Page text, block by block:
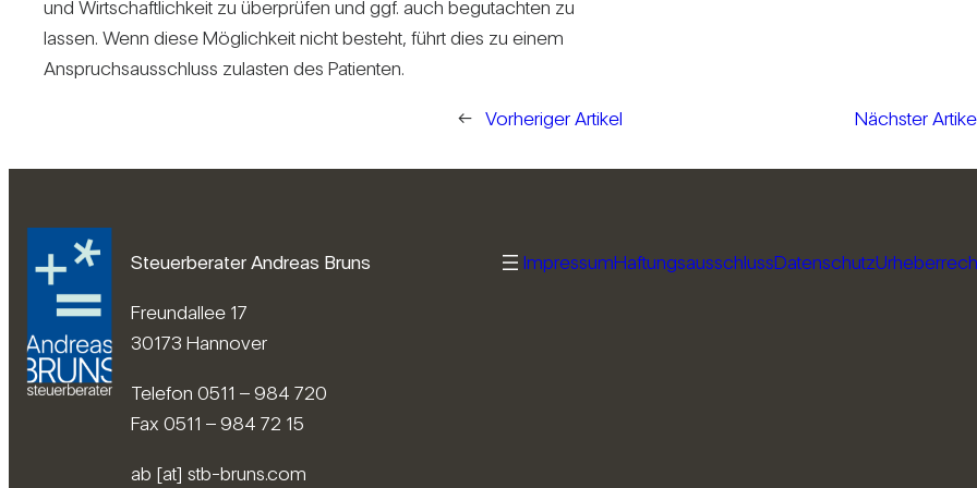
und Wirt­schaft­lich­keit zu über­prüfen und ggf. auch begut­achten zu
lassen. Wenn diese Mög­lich­keit nicht besteht, führt dies zu einem
Anspruchs­aus­schluss zulasten des Pati­enten.
← Vorheriger Artikel Nächster
Steuerberater Andreas Bruns
Freundallee 17
30173 Hannover
Telefon 0511 – 984 720
Fax 0511 – 984 72 15
ab [at] stb-bruns.com
ImpressumHaftungsausschlussDatenschutz